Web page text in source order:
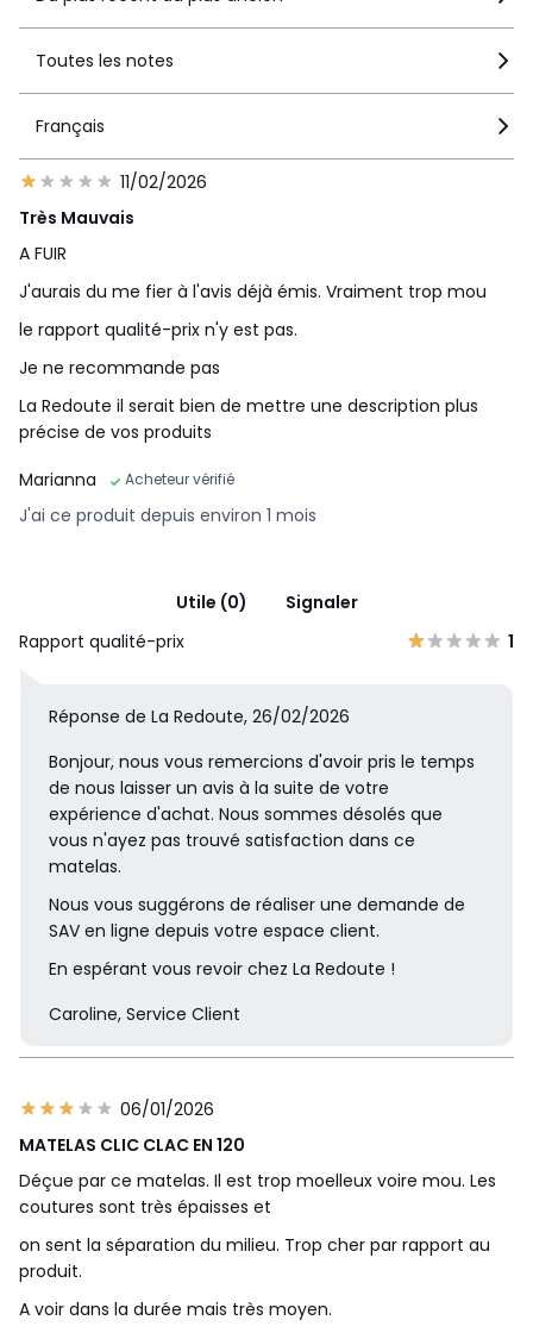
qualité et de durabilité
- Produit conçu et fabriqué en France à Wattrelos dans le
Nord
Conseils
Pensez à aérer votre matelas tous les jours pendant une
vingtaine de minutes en disposant la couette au pied du lit
afin d’améliorer l’évacuation de l’humidité. N’oubliez pas
également de retourner votre matelas (inverser assise et
dosseret) tous les 6 mois, de manière à prolonger sa durée
housse contribue aussi à optimiser son hygiène et sa
longévité.
Ce matelas n’est pas déhoussable. Son coutil ne peut pas
Vous pouvez occasionnellement le laver avec un chiffon
humide en cas de tache.
permet d'optimiser le transport de nos produits. Pratique,
cette méthode facilitera la réception de votre matelas et
permettra d’accéder à vos pièces les plus difficiles d’accès
(mezzanine, porte étroite…). Il reprendra parfaitement sa
Ce matelas est livré seul, sans la structure.
Produit : Monté et garanti 2 ans
Avertissement de sécurité
Tenir le matelas à l’écart de flammes nues et d’autres
sources de chaleur excessives, comme les appareils de
chauffages électriques, gaz etc.
des enfants afin d’éviter tout risque de suffocation.
plastique, éloignez les enfants et restez toujours sur le côté
Couleurs Blanc
Tailles 120x190 cm, 130x190 cm, 140x190 cm, 140x200 cm
Toutes les notes
Français
11/02/2026
Très Mauvais
A FUIR
J'aurais du me fier à l'avis déjà émis. Vraiment trop mou
le rapport qualité-prix n'y est pas.
Je ne recommande pas
La Redoute il serait bien de mettre une description plus
précise de vos produits
Marianna
Acheteur vérifié
J'ai ce produit depuis environ 1 mois
Utile (0)
Signaler
Rapport qualité-prix
1
Réponse de La Redoute, 26/02/2026
Bonjour, nous vous remercions d'avoir pris le temps
de nous laisser un avis à la suite de votre
expérience d'achat. Nous sommes désolés que
vous n'ayez pas trouvé satisfaction dans ce
matelas.
Nous vous suggérons de réaliser une demande de
SAV en ligne depuis votre espace client.
En espérant vous revoir chez La Redoute !
Caroline, Service Client
06/01/2026
MATELAS CLIC CLAC EN 120
Déçue par ce matelas. Il est trop moelleux voire mou. Les
coutures sont très épaisses et
on sent la séparation du milieu. Trop cher par rapport au
produit.
A voir dans la durée mais très moyen.